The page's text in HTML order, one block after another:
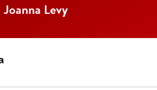
Joanna Levy